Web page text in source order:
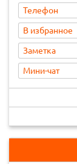
Телефон
В избранное
Заметка
Мини-чат